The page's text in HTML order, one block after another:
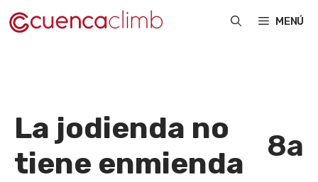
Saltar
al
MENÚ
La jodienda no
tiene enmienda
8a